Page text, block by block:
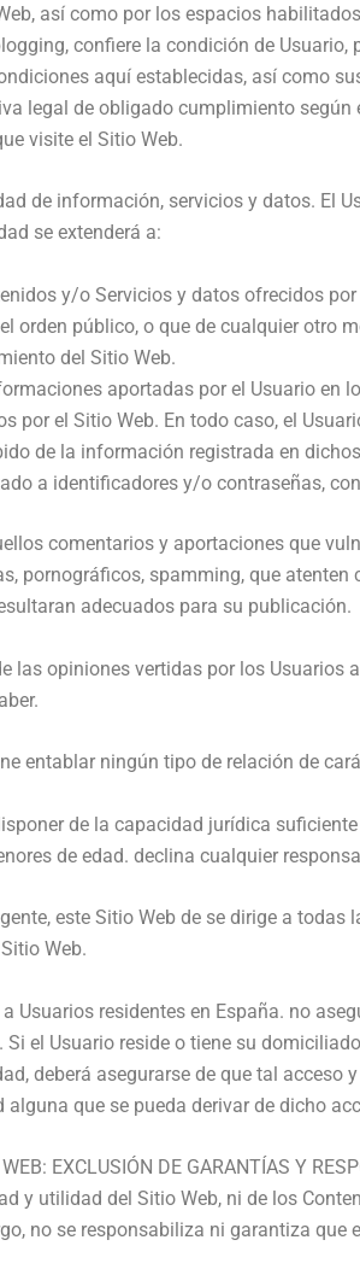
así como por los espacios
confiere la condición de Usuario,
aquí establecidas, así como
legal de obligado cumplimiento según
visite el Sitio Web.
de información, servicios y datos. El
se extenderá a:
y/o Servicios y datos ofrecidos
orden público, o que de cualquier otro
del Sitio Web.
aportadas por el Usuario en
por el Sitio Web. En todo caso, el
de la información registrada en
a identificadores y/o contraseñas,
comentarios y aportaciones que
pornográficos, spamming, que
adecuados para su publicación.
las opiniones vertidas por los Usuarios
entablar ningún tipo de relación de
de la capacidad jurídica
de edad. declina cualquier
este Sitio Web de se dirige a todas
Web.
Usuarios residentes en España. no
el Usuario reside o tiene su
deberá asegurarse de que tal
que se pueda derivar de dicho
EXCLUSIÓN DE GARANTÍAS Y
y utilidad del Sitio Web, ni de los
no se responsabiliza ni garantiza que